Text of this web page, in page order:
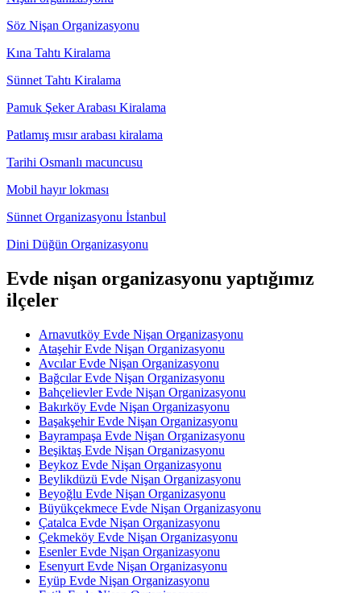
Söz Nişan Organizasyonu
Kına Tahtı Kiralama
Sünnet Tahtı Kiralama
Pamuk Şeker Arabası Kiralama
Patlamış mısır arabası kiralama
Tarihi Osmanlı macuncusu
Mobil hayır lokması
Sünnet Organizasyonu İstanbul
Dini Düğün Organizasyonu
Evde nişan organizasyonu yaptığımız
ilçeler
Arnavutköy Evde Nişan Organizasyonu
Ataşehir Evde Nişan Organizasyonu
Avcılar Evde Nişan Organizasyonu
Bağcılar Evde Nişan Organizasyonu
Bahçelievler Evde Nişan Organizasyonu
Bakırköy Evde Nişan Organizasyonu
Başakşehir Evde Nişan Organizasyonu
Bayrampaşa Evde Nişan Organizasyonu
Beşiktaş Evde Nişan Organizasyonu
Beykoz Evde Nişan Organizasyonu
Beylikdüzü Evde Nişan Organizasyonu
Beyoğlu Evde Nişan Organizasyonu
Büyükçekmece Evde Nişan Organizasyonu
Çatalca Evde Nişan Organizasyonu
Çekmeköy Evde Nişan Organizasyonu
Esenler Evde Nişan Organizasyonu
Esenyurt Evde Nişan Organizasyonu
Eyüp Evde Nişan Organizasyonu